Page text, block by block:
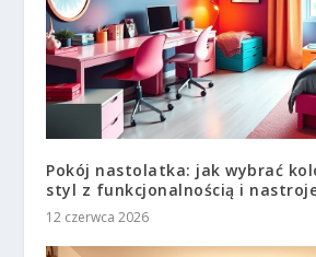
Pokój nastolatka: jak wybrać
styl z funkcjonalnością i
12 czerwca 2026